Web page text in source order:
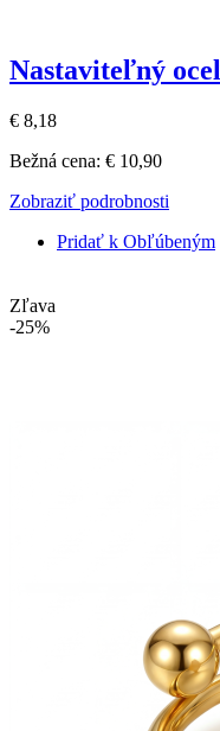
Nastaviteľný
€ 8,18
Bežná cena: € 10,90
Zobraziť podrobnosti
Pridať k Obľúbeným
Zľava
-25%